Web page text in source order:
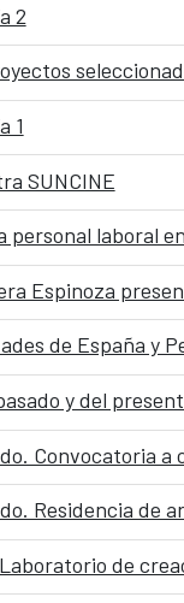
2
1
SUNCINE
personal laboral
Espinoza
de España y
y del
Convocatoria
Residencia de
de